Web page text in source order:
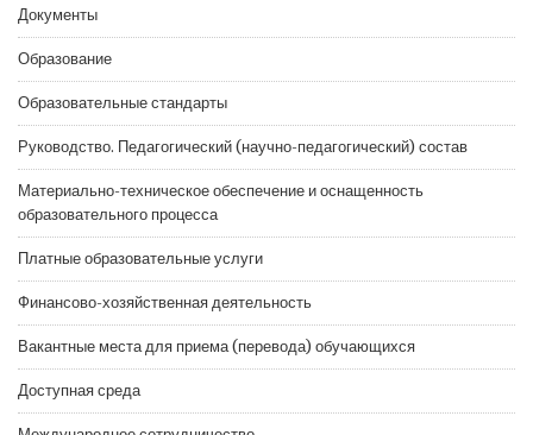
Документы
Образование
Образовательные стандарты
Руководство. Педагогический (научно-педагогический) состав
Материально-техническое обеспечение и оснащенность
образовательного процесса
Платные образовательные услуги
Финансово-хозяйственная деятельность
Вакантные места для приема (перевода) обучающихся
Доступная среда